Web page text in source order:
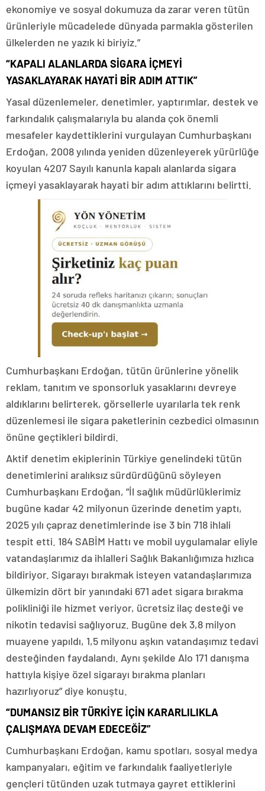
ekonomiye ve sosyal dokumuza da zarar veren tütün
ürünleriyle mücadelede dünyada parmakla gösterilen
ülkelerden ne yazık ki biriyiz.”
“KAPALI ALANLARDA SİGARA İÇMEYİ
YASAKLAYARAK HAYATİ BİR ADIM ATTIK”
Yasal düzenlemeler, denetimler, yaptırımlar, destek ve
farkındalık çalışmalarıyla bu alanda çok önemli
mesafeler kaydettiklerini vurgulayan Cumhurbaşkanı
Erdoğan, 2008 yılında yeniden düzenleyerek yürürlüğe
koyulan 4207 Sayılı kanunla kapalı alanlarda sigara
içmeyi yasaklayarak hayati bir adım attıklarını belirtti.
Cumhurbaşkanı Erdoğan, tütün ürünlerine yönelik
reklam, tanıtım ve sponsorluk yasaklarını devreye
aldıklarını belirterek, görsellerle uyarılarla tek renk
düzenlemesi ile sigara paketlerinin cezbedici olmasının
önüne geçtikleri bildirdi.
Aktif denetim ekiplerinin Türkiye genelindeki tütün
denetimlerini aralıksız sürdürdüğünü söyleyen
Cumhurbaşkanı Erdoğan, “İl sağlık müdürlüklerimiz
bugüne kadar 42 milyonun üzerinde denetim yaptı,
2025 yılı çapraz denetimlerinde ise 3 bin 718 ihlali
tespit etti. 184 SABİM Hattı ve mobil uygulamalar eliyle
vatandaşlarımız da ihlalleri Sağlık Bakanlığımıza hızlıca
bildiriyor. Sigarayı bırakmak isteyen vatandaşlarımıza
ülkemizin dört bir yanındaki 671 adet sigara bırakma
polikliniği ile hizmet veriyor, ücretsiz ilaç desteği ve
nikotin tedavisi sağlıyoruz. Bugüne dek 3,8 milyon
muayene yapıldı, 1,5 milyonu aşkın vatandaşımız tedavi
desteğinden faydalandı. Aynı şekilde Alo 171 danışma
hattıyla kişiye özel sigarayı bırakma planları
hazırlıyoruz” diye konuştu.
“DUMANSIZ BİR TÜRKİYE İÇİN KARARLILIKLA
ÇALIŞMAYA DEVAM EDECEĞİZ”
Cumhurbaşkanı Erdoğan, kamu spotları, sosyal medya
kampanyaları, eğitim ve farkındalık faaliyetleriyle
gençleri tütünden uzak tutmaya gayret ettiklerini